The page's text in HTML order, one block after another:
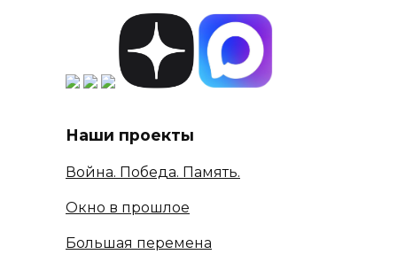
Наши проекты
Война. Победа. Память.
Окно в прошлое
Большая перемена